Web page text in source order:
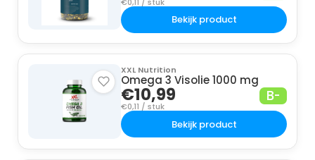
Bekijk product
XXL Nutrition
Omega 3 Visolie 1000 mg
€10,99
€0,11 / stuk
B-
Bekijk product